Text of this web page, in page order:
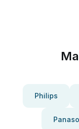
Philips